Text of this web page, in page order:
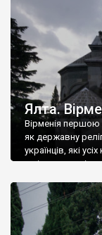
Ялта.
Вірменія першою
як державну
українців, які
є відданими